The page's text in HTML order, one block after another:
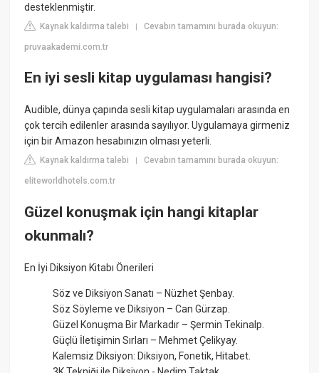
desteklenmiştir.
Kaynak kaldırma talebi |Cevabın tamamını burada okuyun:
pruvaakademi.com.tr
En iyi sesli kitap uygulaması hangisi?
Audible, dünya çapında sesli kitap uygulamaları arasında en
çok tercih edilenler arasında sayılıyor. Uygulamaya girmeniz
için bir Amazon hesabınızın olması yeterli.
Kaynak kaldırma talebi |Cevabın tamamını burada okuyun:
eliteworldhotels.com.tr
Güzel konuşmak için hangi kitaplar
okunmalı?
En İyi Diksiyon Kitabı Önerileri
Söz ve Diksiyon Sanatı – Nüzhet Şenbay.
Söz Söyleme ve Diksiyon – Can Gürzap.
Güzel Konuşma Bir Markadır – Şermin Tekinalp.
Güçlü İletişimin Sırları – Mehmet Çelikyay.
Kalemsiz Diksiyon: Diksiyon, Fonetik, Hitabet.